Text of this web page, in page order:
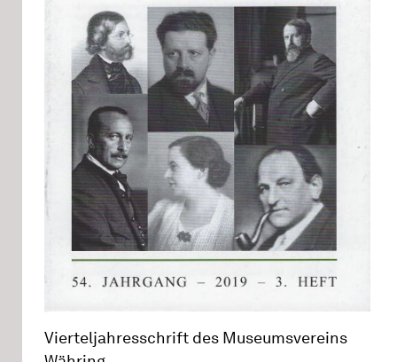
Vierteljahresschrift des Museumsvereins